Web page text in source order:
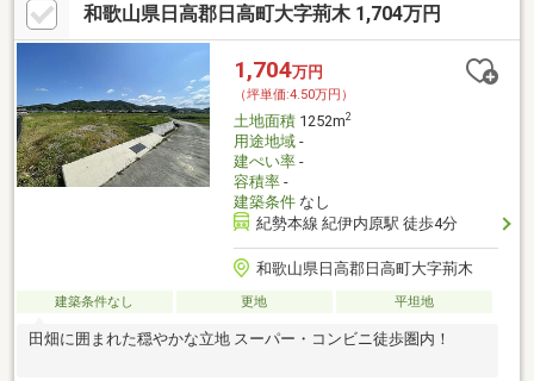
和歌山県日高郡日高町大字荊木 1,704万円
1,704万円
（坪単価:4.50万円）
土地面積1252m2
用途地域-
建ぺい率-
容積率-
建築条件なし
紀勢本線 紀伊内原駅 徒歩4分
和歌山県日高郡日高町大字荊木
建築条件なし 更地 平坦地
田畑に囲まれた穏やかな立地 スーパー・コンビニ徒歩圏内！